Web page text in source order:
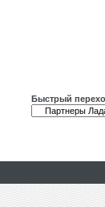
Быстрый